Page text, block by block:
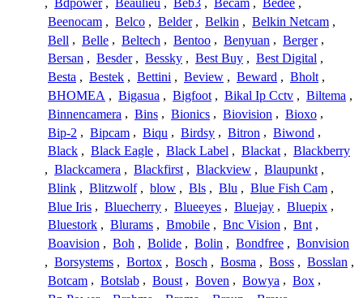
, Bdpower , Beaulieu , Beb3 , Becam , Bedee ,
Beenocam , Belco , Belder , Belkin , Belkin Netcam ,
Bell , Belle , Beltech , Bentoo , Benyuan , Berger ,
Bersan , Besder , Bessky , Best Buy , Best Digital ,
Besta , Bestek , Bettini , Beview , Beward , Bholt ,
BHOMEA , Bigasua , Bigfoot , Bikal Ip Cctv , Biltema ,
Binnencamera , Bins , Bionics , Biovision , Bioxo ,
Bip-2 , Bipcam , Biqu , Birdsy , Bitron , Biwond ,
Black , Black Eagle , Black Label , Blackat , Blackberry
, Blackcamera , Blackfirst , Blackview , Blaupunkt ,
Blink , Blitzwolf , blow , Bls , Blu , Blue Fish Cam ,
Blue Iris , Bluecherry , Blueeyes , Bluejay , Bluepix ,
Bluestork , Blurams , Bmobile , Bnc Vision , Bnt ,
Boavision , Boh , Bolide , Bolin , Bondfree , Bonvision
, Borsystems , Bortox , Bosch , Bosma , Boss , Bosslan ,
Botcam , Botslab , Boust , Boven , Bowya , Box ,